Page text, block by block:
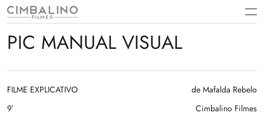
Skip
content
PIC MANUAL VISUAL
FILME EXPLICATIVO
9′
de Mafalda Rebelo
Cimbalino Filmes